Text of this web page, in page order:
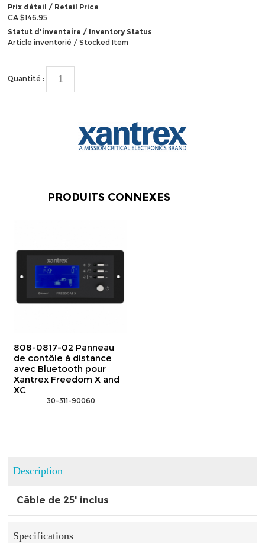
Prix détail / Retail Price
CA $146.95
Statut d'inventaire / Inventory Status
Article inventorié / Stocked Item
Quantité :
PRODUITS CONNEXES
808-0817-02 Panneau
de contôle à distance
avec Bluetooth pour
Xantrex Freedom X and
XC
30-311-90060
Description
Câble de 25' inclus
Specifications